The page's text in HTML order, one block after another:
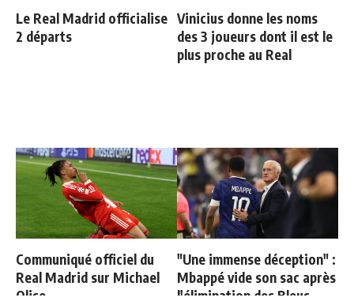
Le Real Madrid officialise
2 départs
Vinicius donne les noms
des 3 joueurs dont il est le
plus proche au Real
Communiqué officiel du
Real Madrid sur Michael
Olise
"Une immense déception" :
Mbappé vide son sac après
l'élimination des Bleus